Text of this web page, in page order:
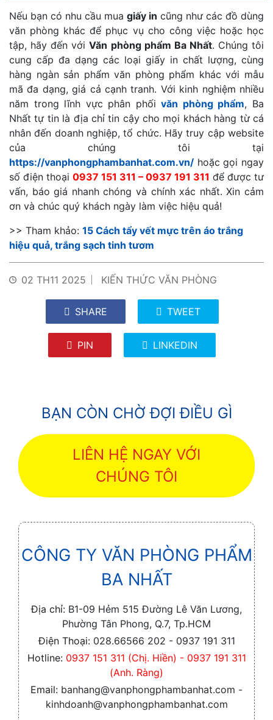
Nếu bạn có nhu cầu mua giấy in cũng như các đồ dùng
văn phòng khác để phục vụ cho công việc hoặc học
tập, hãy đến vớiVăn phòng phẩm Ba Nhất. Chúng tôi
cung cấp đa dạng các loại giấy in chất lượng, cùng
hàng ngàn sản phẩm văn phòng phẩm khác với mẫu
mã đa dạng, giá cả cạnh tranh. Với kinh nghiệm nhiều
năm trong lĩnh vực phân phốivăn phòng phẩm, Ba
Nhất tự tin là địa chỉ tin cậy cho mọi khách hàng từ cá
nhân đến doanh nghiệp, tổ chức. Hãy truy cập website
của chúng tôi tại
https://vanphongphambanhat.com.vn/ hoặc gọi ngay
số điện thoại 0937 151 311 – 0937 191 311 để được tư
vấn, báo giá nhanh chóng và chính xác nhất. Xin cảm
ơn và chúc quý khách ngày làm việc hiệu quả!
>> Tham khảo: 15 Cách tẩy vết mực trên áo trắng
hiệu quả, trắng sạch tinh tươm
02 TH11 2025 KIẾN THỨC VĂN PHÒNG
SHARE TWEET
PIN LINKEDIN
BẠN CÒN CHỜ ĐỢI ĐIỀU GÌ
LIÊN HỆ NGAY VỚI
CHÚNG TÔI
CÔNG TY VĂN PHÒNG PHẨM
BA NHẤT
Địa chỉ: B1-09 Hẻm 515 Đường Lê Văn Lương,
Phường Tân Phong, Q.7, Tp.HCM
Điện Thoại: 028.66566 202 - 0937 191 311
Hotline: 0937 151 311 (Chị. Hiền) - 0937 191 311
(Anh. Ràng)
Email: banhang@vanphongphambanhat.com -
kinhdoanh@vanphongphambanhat.com